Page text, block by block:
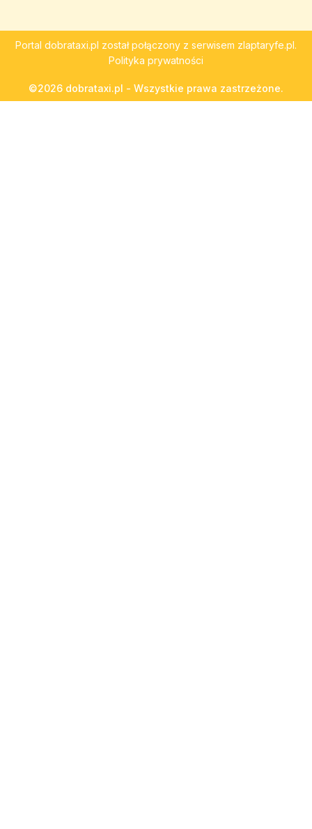
Portal dobrataxi.pl został połączony z serwisem zlaptaryfe.pl.
Polityka prywatności
©2026 dobrataxi.pl - Wszystkie prawa zastrzeżone.